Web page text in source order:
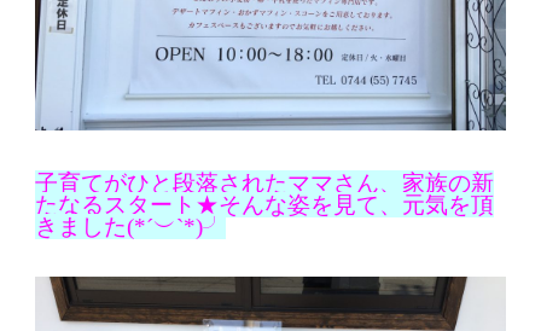
子育てがひと段落されたママさん、家族の新
たなるスタート★そんな姿を見て、元気を頂
きました(*´︶`*)╯